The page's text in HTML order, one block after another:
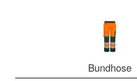
Bundhose